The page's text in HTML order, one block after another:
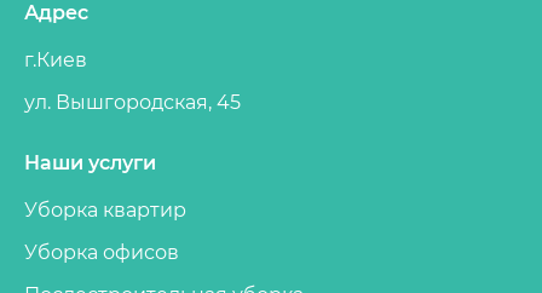
Адрес
г.Киев
ул. Вышгородская, 45
Наши услуги
Уборка квартир
Уборка офисов